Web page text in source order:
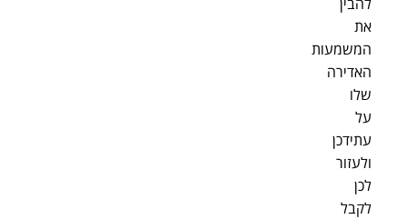
את
המשמעות
האדירה
שלו
על
עתידכן
ולעזור
לכן
לקבל